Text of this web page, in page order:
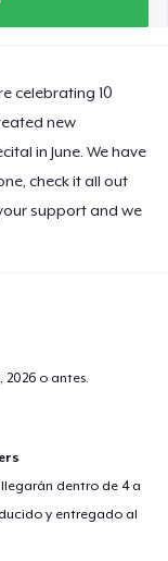
celebrating 10
new
in June. We have
check it all out
support and we
2026 o antes.
llegarán dentro de 4 a
y entregado al